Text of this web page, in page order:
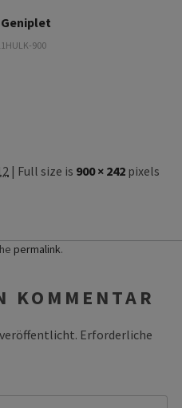
900
| Full size is 900 × 242 pixels
permalink.
KOMMENTAR
Erforderliche